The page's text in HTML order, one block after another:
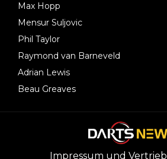
Max Hopp
Mensur Suljovic
Phil Taylor
Raymond van Barneveld
Adrian Lewis
Beau Greaves
Impressum und Vertrieb